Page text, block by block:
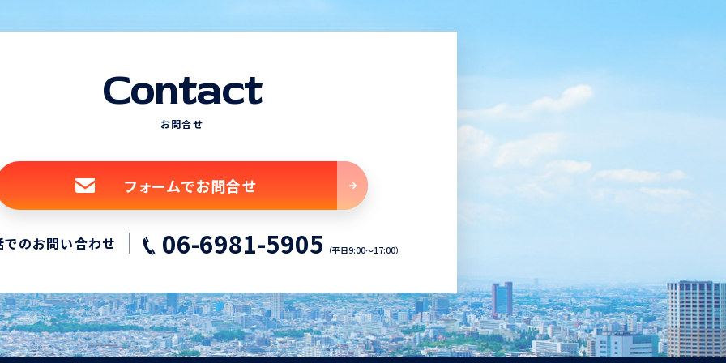
Contact
お問合せ
フォームでお問合せ
でのお問い合わせ 06-6981-5905 （平日9:00〜17:00）